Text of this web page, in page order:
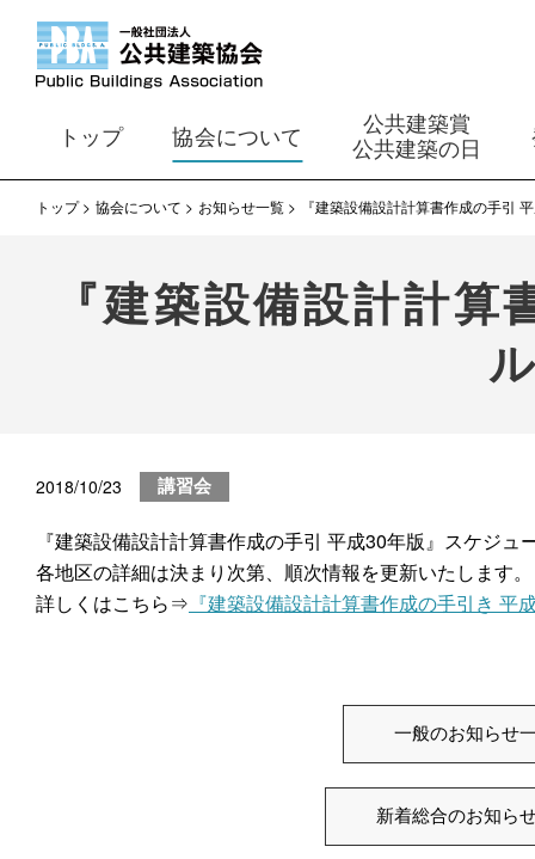
トップ 協会について
公共建築賞
公共建築の日
トップ 協会について お知らせ一覧 『建築設備設計計算書作成の手引
『建築設備設計計
2018/10/23 講習会
『建築設備設計計算書作成の手引 平成30年版』スケジュ
各地区の詳細は決まり次第、順次情報を更新いたします。
詳しくはこちら⇒ 『建築設備設計計算書作成の手引き
一般のお知らせ
新着総合のお知ら